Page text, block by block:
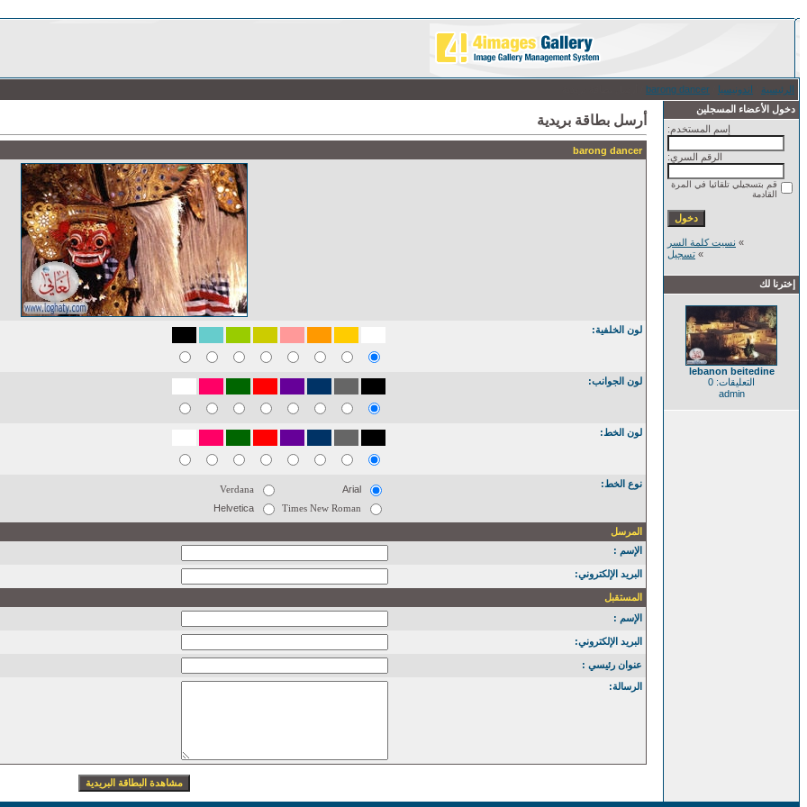
الرئيسية اندونيسيا barong dancer
دخول الأعضاء المسجلين
إسم المستخدم:
الرقم السري:
قم بتسجيلي تلقائيا في المرة
القادمة
» نسيت كلمة السر
» تسجيل
إخترنا لك
lebanon beitedine
التعليقات: 0
admin
أرسل بطاقة بريدية
barong dancer
لون الخلفية:
لون الجوانب:
لون الخط:
نوع الخط: Arial
Verdana
Times New Roman
Helvetica
المرسل
الإسم :
البريد الإلكتروني:
المستقبل
الإسم :
البريد الإلكتروني:
عنوان رئيسي :
الرسالة: